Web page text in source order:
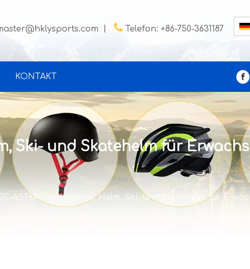
 Telefon: +86-750-3631187
KONTAKT
Ski- und Skatehelm für
ASTM-zugelassener Helm, Ski- und Skatehelm für